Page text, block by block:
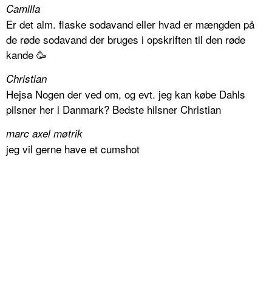
Camilla
Er det alm. flaske sodavand eller hvad er mængden på
de røde sodavand der bruges i opskriften til den røde
kande 🥳
Christian
Hejsa Nogen der ved om, og evt. jeg kan købe Dahls
pilsner her i Danmark? Bedste hilsner Christian
marc axel møtrik
jeg vil gerne have et cumshot